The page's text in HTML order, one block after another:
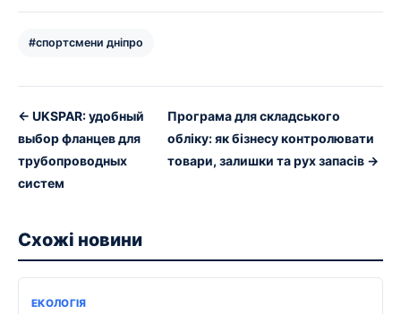
#спортсмени дніпро
← UKSPAR: удобный
выбор фланцев для
трубопроводных
систем
Програма для складського
обліку: як бізнесу контролювати
товари, залишки та рух запасів →
Схожі новини
ЕКОЛОГІЯ